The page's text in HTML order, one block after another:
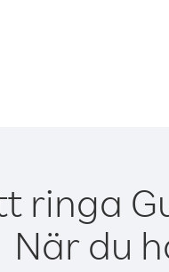
ringa
När du